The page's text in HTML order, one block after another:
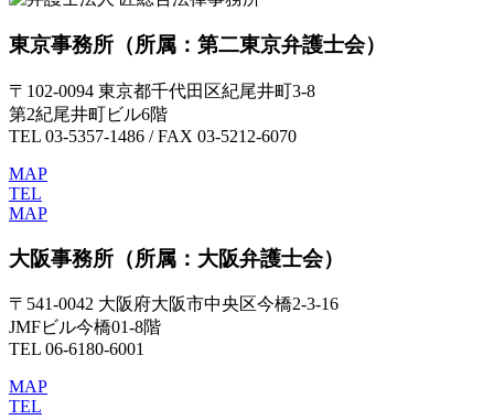
東京事務所 （所属：第二東京弁護士会）
〒102-0094 東京都千代田区紀尾井町3-8
第2紀尾井町ビル6階
TEL 03-5357-1486 / FAX 03-5212-6070
MAP
TEL
MAP
大阪事務所 （所属：大阪弁護士会）
〒541-0042 大阪府大阪市中央区今橋2-3-16
JMFビル今橋01-8階
TEL 06-6180-6001
MAP
TEL